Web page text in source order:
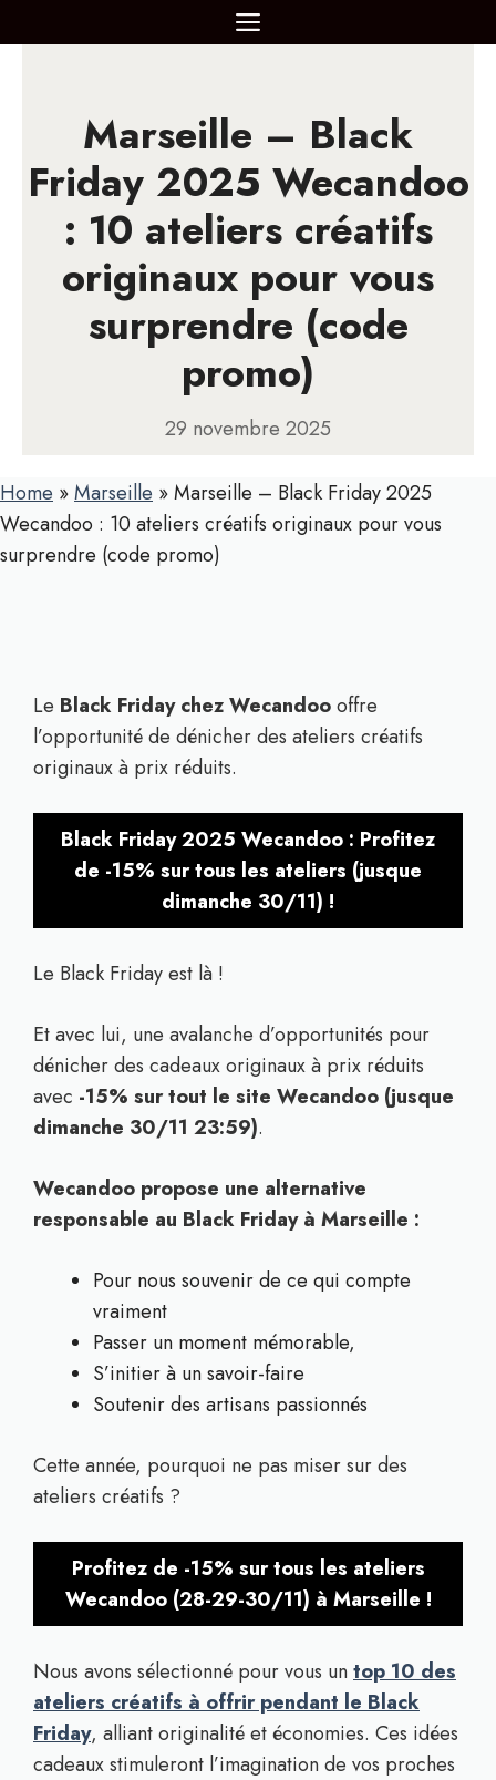
au
MENU
Marseille – Black
Friday 2025 Wecandoo
: 10 ateliers créatifs
originaux pour vous
surprendre (code
promo)
29 novembre 2025
Home »Marseille »Marseille – Black Friday 2025
Wecandoo : 10 ateliers créatifs originaux pour vous
surprendre (code promo)
Le Black Friday chez Wecandoooffre
l’opportunité de dénicher des ateliers créatifs
originaux à prix réduits.
Black Friday 2025 Wecandoo : Profitez
de -15% sur tous les ateliers (jusque
dimanche 30/11) !
Le Black Friday est là !
Et avec lui, une avalanche d’opportunités pour
dénicher des cadeaux originaux à prix réduits
avec -15% sur tout le site Wecandoo (jusque
dimanche 30/11 23:59).
Wecandoo propose une alternative
responsable au Black Friday à Marseille :
Pour nous souvenir de ce qui compte
vraiment
Passer un moment mémorable,
S’initier à un savoir-faire
Soutenir des artisans passionnés
Cette année, pourquoi ne pas miser sur des
ateliers créatifs ?
Profitez de -15% sur tous les ateliers
Wecandoo (28-29-30/11) à Marseille !
Nous avons sélectionné pour vous untop 10 des
ateliers créatifs à offrir pendant le Black
Friday, alliant originalité et économies. Ces idées
cadeaux stimuleront l’imagination de vos proches